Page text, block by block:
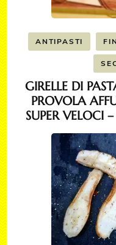
ANTIPASTI
GIRELLE DI
PROVOLA
SUPER VELOCI